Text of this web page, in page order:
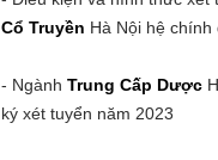
Cổ Truyền Hà Nội hệ chính
- NgànhTrung Cấp Dược
ký xét tuyển năm 2023